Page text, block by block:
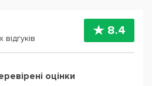
8.4
оцінки